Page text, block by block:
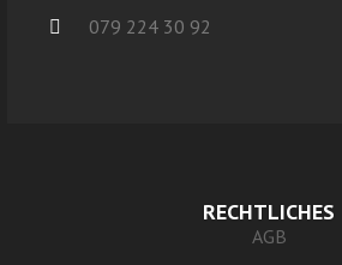
079 224 30 92
RECHTLICHES
AGB